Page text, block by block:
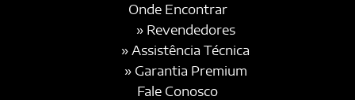
Onde Encontrar
» Revendedores
» Assistência Técnica
» Garantia Premium
Fale Conosco